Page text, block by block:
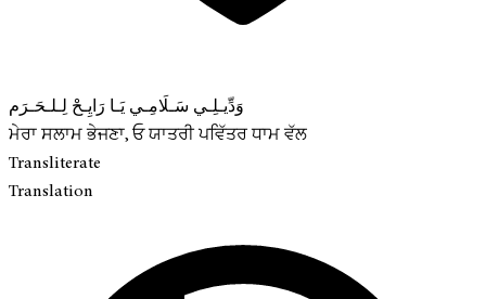
وَدِّيـلِـي سَـلَامِـي يَـا رَايِـحْ لِـلـحَـرَم
ਮੇਰਾ ਸਲਾਮ ਭੇਜਣਾ, ਓ ਯਾਤਰੀ ਪਵਿੱਤਰ ਧਾਮ ਵੱਲ
Transliterate
Translation